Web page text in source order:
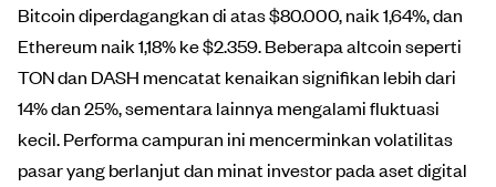
Bitcoin diperdagangkan di atas $80.000, naik 1,64%, dan
Ethereum naik 1,18% ke $2.359. Beberapa altcoin seperti
TON dan DASH mencatat kenaikan signifikan lebih dari
14% dan 25%, sementara lainnya mengalami fluktuasi
kecil. Performa campuran ini mencerminkan volatilitas
pasar yang berlanjut dan minat investor pada aset digital